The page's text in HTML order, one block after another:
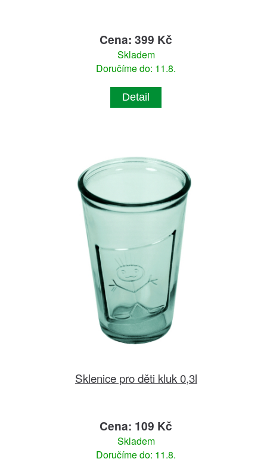
Cena: 399 Kč
Skladem
Doručíme do: 11.8.
Detail
Sklenice pro děti kluk 0,3l
Cena: 109 Kč
Skladem
Doručíme do: 11.8.